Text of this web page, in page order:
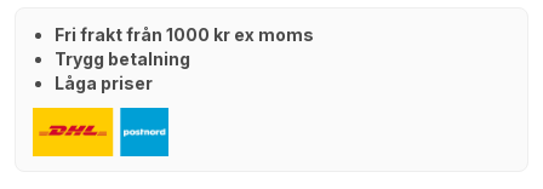
Fri frakt från 1000 kr ex moms
Trygg betalning
Låga priser